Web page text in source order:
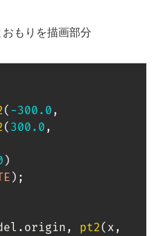
もりを描画部分
( -300.0 ,
( 300.0 ,
)
) ;
. origin , pt2 ( x ,